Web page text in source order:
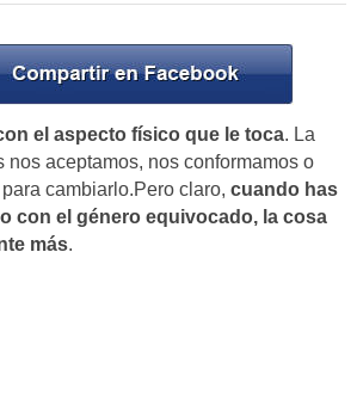
el aspecto físico que le toca. La
nos aceptamos, nos conformamos o
cambiarlo.Pero claro, cuando has
con el género equivocado, la cosa
más.